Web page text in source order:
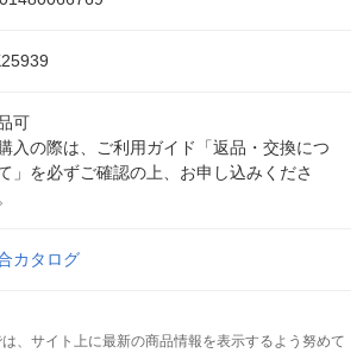
可
入の際は、ご利用ガイド「返品・交換につ
」を必ずご確認の上、お申し込みくださ
カタログ
、サイト上に最新の商品情報を表示するよう努めて